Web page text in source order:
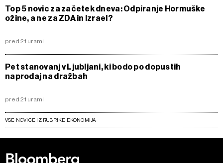
Top 5 novic za začetek dneva: Odpiranje Hormuške
ožine, a ne za ZDA in Izrael?
pred 21 urami
Pet stanovanj v Ljubljani, ki bodo po dopustih
naprodaj na dražbah
pred 21 urami
VSE NOVICE IZ RUBRIKE EKONOMIJA